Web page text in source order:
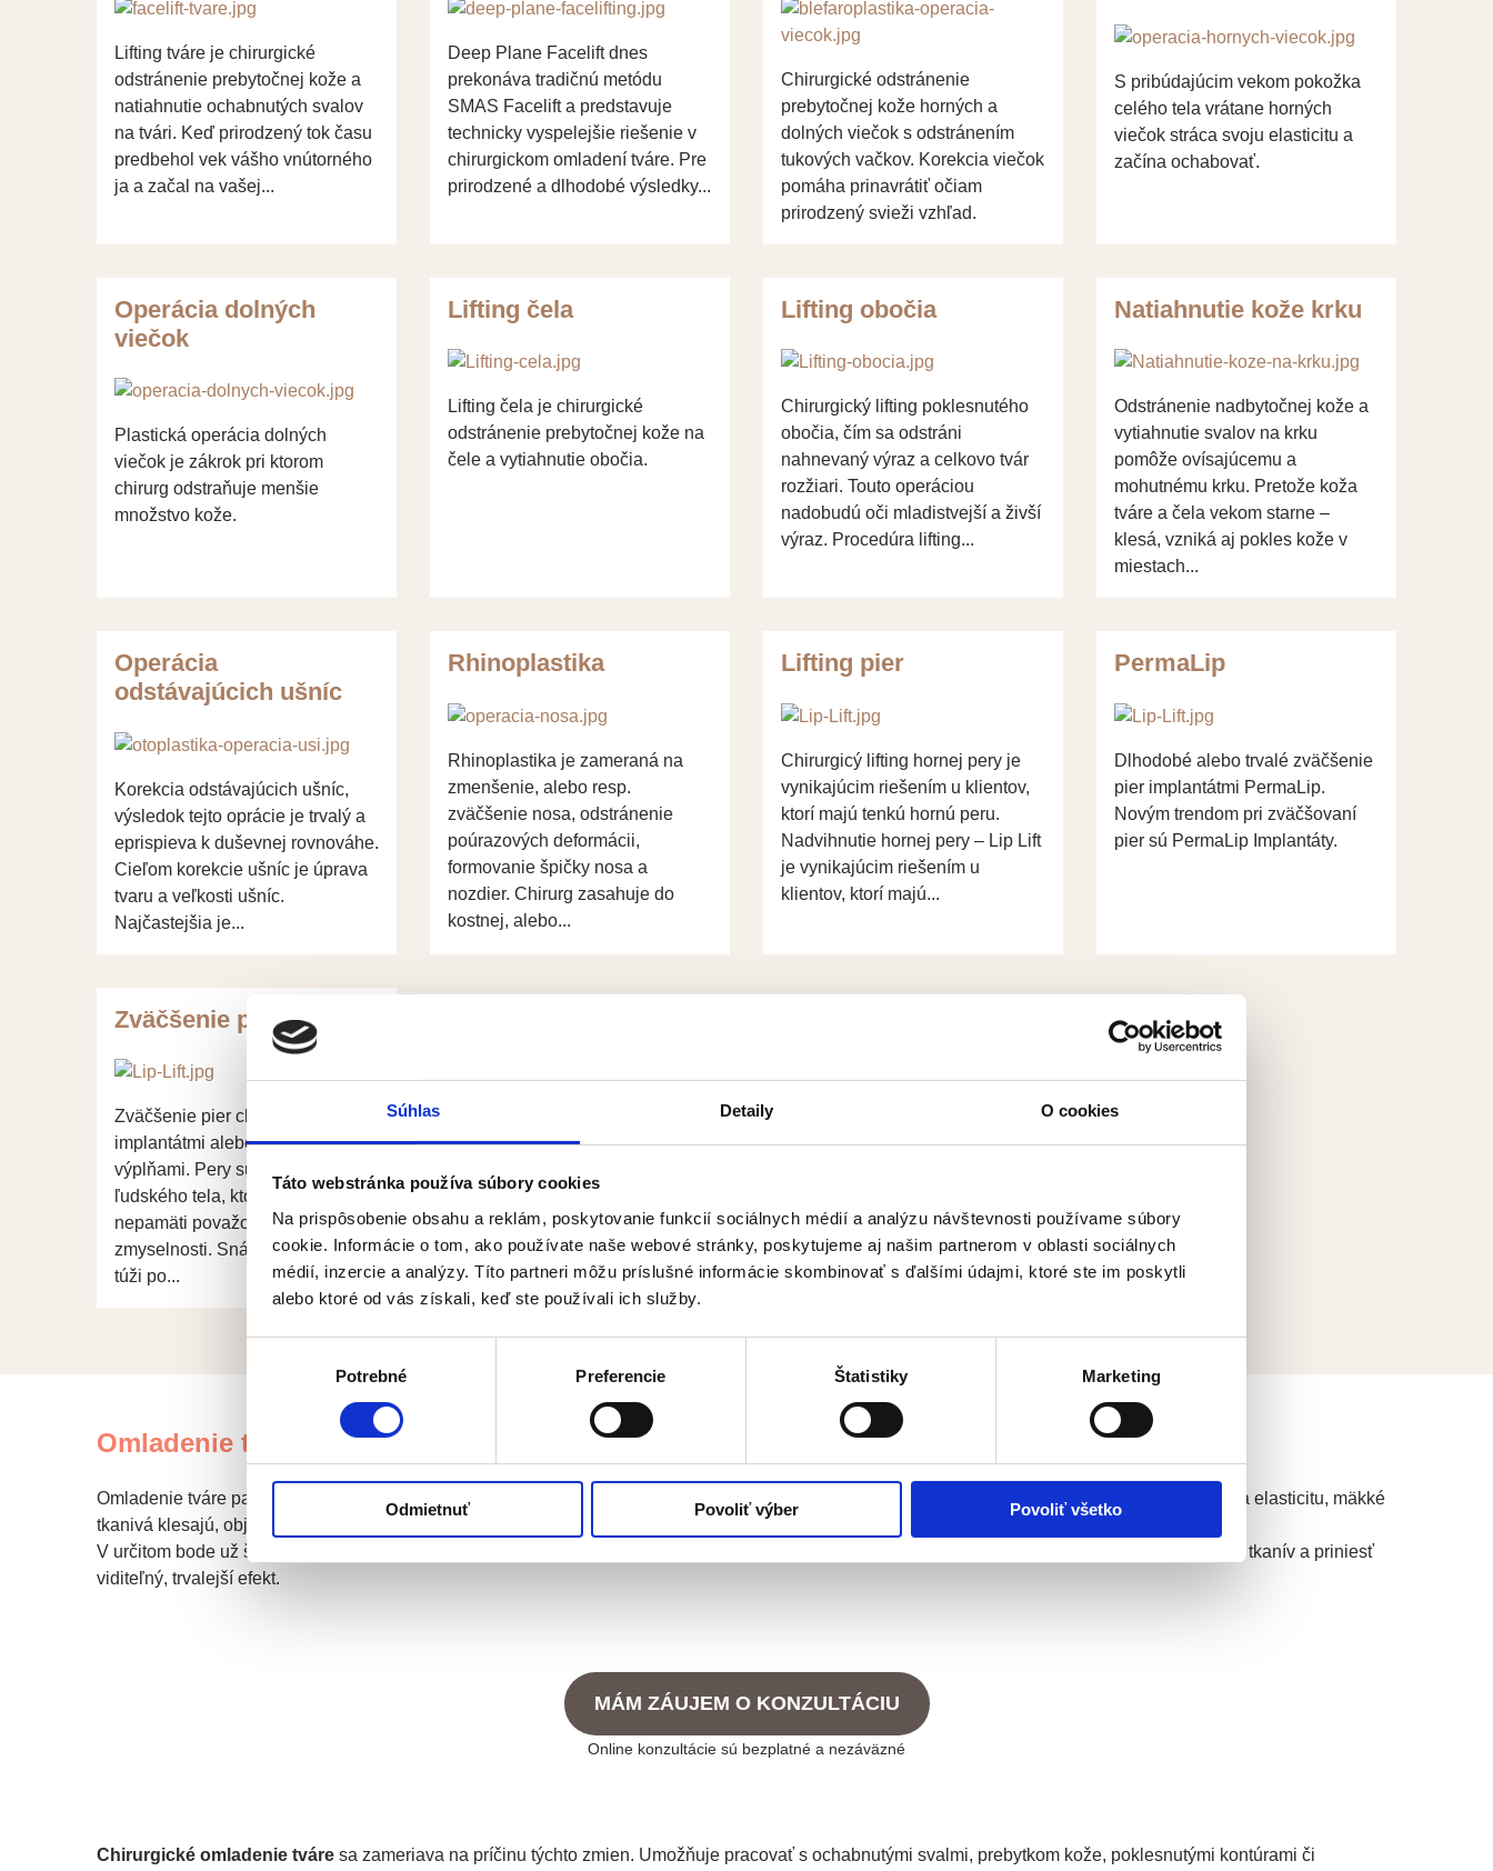
Súhlas Detaily O cookies
Táto webstránka používa súbory cookies
Na prispôsobenie obsahu a reklám, poskytovanie funkcií sociálnych médií a analýzu návštevnosti používame súbory
cookie. Informácie o tom, ako používate naše webové stránky, poskytujeme aj našim partnerom v oblasti sociálnych
médií, inzercie a analýzy. Títo partneri môžu príslušné informácie skombinovať s ďalšími údajmi, ktoré ste im poskytli
alebo ktoré od vás získali, keď ste používali ich služby.
Potrebné Preferencie Štatistiky Marketing
Odmietnuť Povoliť výber Povoliť všetko
Lifting tváre je chirurgické
odstránenie prebytočnej kože a
natiahnutie ochabnutých svalov
na tvári. Keď prirodzený tok času
predbehol vek vášho vnútorného
ja a začal na vašej...
Deep Plane Facelift dnes
prekonáva tradičnú metódu
SMAS Facelift a predstavuje
technicky vyspelejšie riešenie v
chirurgickom omladení tváre. Pre
prirodzené a dlhodobé výsledky...
Chirurgické odstránenie
prebytočnej kože horných a
dolných viečok s odstránením
tukových vačkov. Korekcia viečok
pomáha prinavrátiť očiam
prirodzený svieži vzhľad.
S pribúdajúcim vekom pokožka
celého tela vrátane horných
viečok stráca svoju elasticitu a
začína ochabovať.
Operácia dolných
viečok
Plastická operácia dolných
viečok je zákrok pri ktorom
chirurg odstraňuje menšie
množstvo kože.
Lifting čela
Lifting čela je chirurgické
odstránenie prebytočnej kože na
čele a vytiahnutie obočia.
Lifting obočia
Chirurgický lifting poklesnutého
obočia, čím sa odstráni
nahnevaný výraz a celkovo tvár
rozžiari. Touto operáciou
nadobudú oči mladistvejší a živší
výraz. Procedúra lifting...
Natiahnutie kože krku
Odstránenie nadbytočnej kože a
vytiahnutie svalov na krku
pomôže ovísajúcemu a
mohutnému krku. Pretože koža
tváre a čela vekom starne –
klesá, vzniká aj pokles kože v
miestach...
Operácia
odstávajúcich ušníc
Korekcia odstávajúcich ušníc,
výsledok tejto oprácie je trvalý a
eprispieva k duševnej rovnováhe.
Cieľom korekcie ušníc je úprava
tvaru a veľkosti ušníc.
Najčastejšia je...
Rhinoplastika
Rhinoplastika je zameraná na
zmenšenie, alebo resp.
zväčšenie nosa, odstránenie
poúrazových deformácii,
formovanie špičky nosa a
nozdier. Chirurg zasahuje do
kostnej, alebo...
Lifting pier
Chirurgicý lifting hornej pery je
vynikajúcim riešením u klientov,
ktorí majú tenkú hornú peru.
Nadvihnutie hornej pery – Lip Lift
je vynikajúcim riešením u
klientov, ktorí majú...
PermaLip
Dlhodobé alebo trvalé zväčšenie
pier implantátmi PermaLip.
Novým trendom pri zväčšovaní
pier sú PermaLip Implantáty.
Zväčšenie pier
Zväčšenie pier chirurgicky,
implantátmi alebo dermálnymi
výplňami. Pery sú časťou
ľudského tela, ktoré sú od
nepamäti považované za symbol
zmyselnosti. Snáď každá žena
túži po...
Omladenie tváre zákrokmi estetickej chirurgie
Omladenie tváre patrí medzi najčastejšie vyhľadávané procedúri estetickej chirurgie. Vekom dochádza k prirodzeným zmenám, keď pokožka stráca elasticitu, mäkké
tkanivá klesajú, objavujú sa vrásky, pokles obočia či únavný výraz očí.
V určitom bode už šetrné alebo miniinvazívne techniky nestačia a je potrebné pristúpiť k chirurgickým metódam, ktoré dokážu obnoviť hlbšie vrstvy tkanív a priniesť
viditeľný, trvalejší efekt.
MÁM ZÁUJEM O KONZULTÁCIU
Online konzultácie sú bezplatné a nezáväzné
Chirurgické omladenie tváre sa zameriava na príčinu týchto zmien. Umožňuje pracovať s ochabnutými svalmi, prebytkom kože, poklesnutými kontúrami či